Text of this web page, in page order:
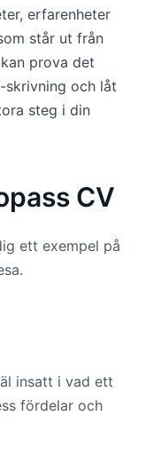
erfarenheter
står ut från
prova det
skrivning och låt
steg i din
CV
ett exempel på
insatt i vad ett
fördelar och